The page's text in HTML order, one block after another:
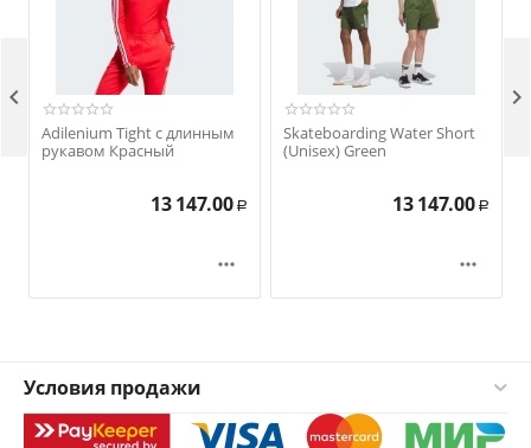
Adilenium Tight с длинным
рукавом Красный
13 147.00 Р

Skateboarding Water Short
(Unisex) Green
13 147.00 Р

 
Условия продажи